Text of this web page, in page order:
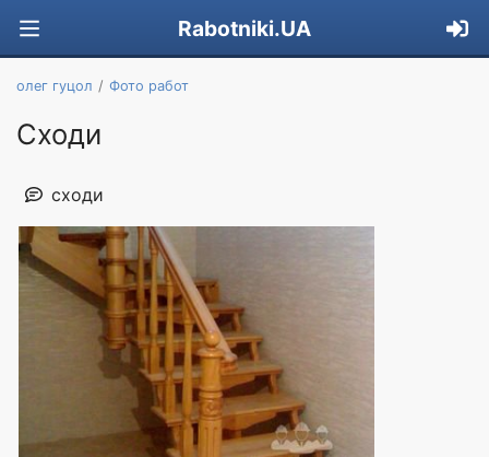
Rabotniki.UA
олег гуцол Фото работ
Сходи
сходи